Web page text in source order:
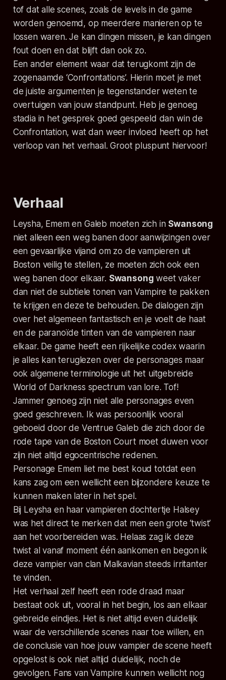
tof dat alle scenes, zoals de levels in de game
worden genoemd, op meerdere manieren op te
lossen waren. Je kan dingen missen, je kan dingen
fout doen en dat blijft dan ook zo.
Een ander element waar dat terugkomt zijn de
zogenaamde ‘Confrontations’. Hierin moet je met
de juiste argumenten je tegenstander weten te
overtuigen van jouw standpunt. Heb je genoeg
stadia in het gesprek goed gespeeld dan win de
Confrontation, wat dan weer invloed heeft op het
verloop van het verhaal. Groot pluspunt hiervoor!
Verhaal
Leysha, Emem en Galeb moeten zich in Swansong
niet alleen een weg banen door aanwijzingen over
een gevaarlijke vijand om zo de vampieren uit
Boston veilig te stellen, ze moeten zich ook een
weg banen door elkaar. Swansong weet vaker
dan niet de subtiele tonen vanVampire te pakken
te krijgen en deze te behouden. De dialogen zijn
over het algemeen fantastisch en je voelt de haat
en de paranoïde tinten van de vampieren naar
elkaar. De game heeft een rijkelijke codex waarin
je alles kan teruglezen over de personages maar
ook algemene terminologie uit het uitgebreide
World of Darkness spectrum van lore. Tof!
Jammer genoeg zijn niet alle personages even
goed geschreven. Ik was persoonlijk vooral
geboeid door de Ventrue Galeb die zich door de
rode tape van de Boston Court moet duwen voor
zijn niet altijd egocentrische redenen.
Personage Emem liet me best koud totdat een
kans zag om een wellicht een bijzondere keuze te
kunnen maken later in het spel.
Bij Leysha en haar vampieren dochtertje Halsey
was het direct te merken dat men een grote ‘twist’
aan het voorbereiden was. Helaas zag ik deze
twist al vanaf moment één aankomen en begon ik
deze vampier van clan Malkavian steeds irritanter
te vinden.
Het verhaal zelf heeft een rode draad maar
bestaat ook uit, vooral in het begin, los aan elkaar
gebreide eindjes. Het is niet altijd even duidelijk
waar de verschillende scenes naar toe willen, en
de conclusie van hoe jouw vampier de scene heeft
opgelost is ook niet altijd duidelijk, noch de
gevolgen. Fans vanVampire kunnen wellicht nog